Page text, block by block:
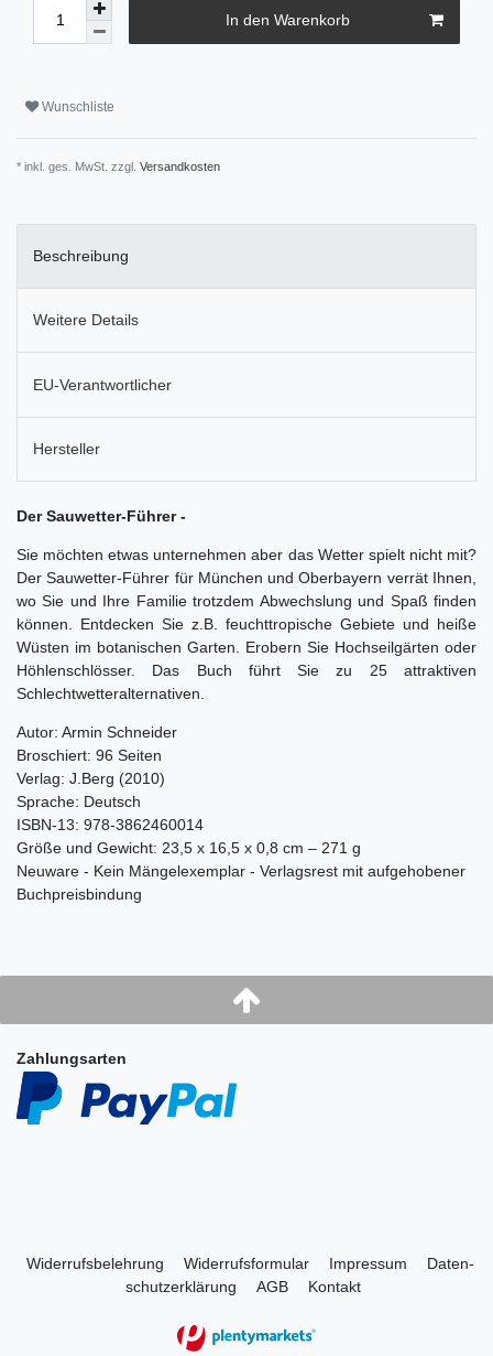
In den Warenkorb
Wunschliste
* inkl. ges. MwSt. zzgl. Versandkosten
Beschreibung
Weitere Details
EU-Verantwortlicher
Hersteller
Der Sauwetter-Führer -
Sie möchten etwas unternehmen aber das Wetter spielt nicht mit?
Der Sauwetter-Führer für München und Oberbayern verrät Ihnen,
wo Sie und Ihre Familie trotzdem Abwechslung und Spaß finden
können. Entdecken Sie z.B. feuchttropische Gebiete und heiße
Wüsten im botanischen Garten. Erobern Sie Hochseilgärten oder
Höhlenschlösser. Das Buch führt Sie zu 25 attraktiven
Schlechtwetteralternativen.
Autor: Armin Schneider
Broschiert: 96 Seiten
Verlag: J.Berg (2010)
Sprache: Deutsch
ISBN-13: 978-3862460014
Größe und Gewicht: 23,5 x 16,5 x 0,8 cm – 271 g
Neuware - Kein Mängelexemplar - Verlagsrest mit aufgehobener
Buchpreisbindung
Zahlungsarten
Widerrufs­belehrung Widerrufs­formular Impressum
Daten­
schutz­erklärung
AGB Kontakt